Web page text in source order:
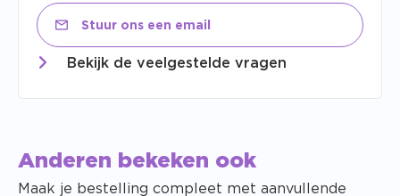
Stuur ons een email
Bekijk de veelgestelde vragen
Anderen bekeken ook
Maak je bestelling compleet met aanvullende